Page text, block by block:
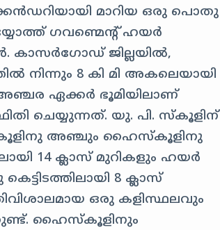
മാറിയ ഒരു പൊതു
ഗവണ്മെന്റ് ഹയർ
കാസർഗോഡ് ജില്ലയിൽ,
നിന്നും 8 കി മി അകലെയായി
ഏക്കർ ഭൂമിയിലാണ്
ചെയ്യുന്നത്. യു. പി. സ്കൂളിന്
അഞ്ചും ഹൈസ്കൂളിനു
14 ക്ലാസ് മുറികളും ഹയർ
8 ക്ലാസ്
ഒരു കളിസ്ഥലവും
ഹൈസ്കൂളിനും